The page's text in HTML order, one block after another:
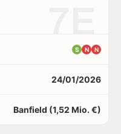
S N N
24/01/2026
Banfield (1,52 Mio. €)